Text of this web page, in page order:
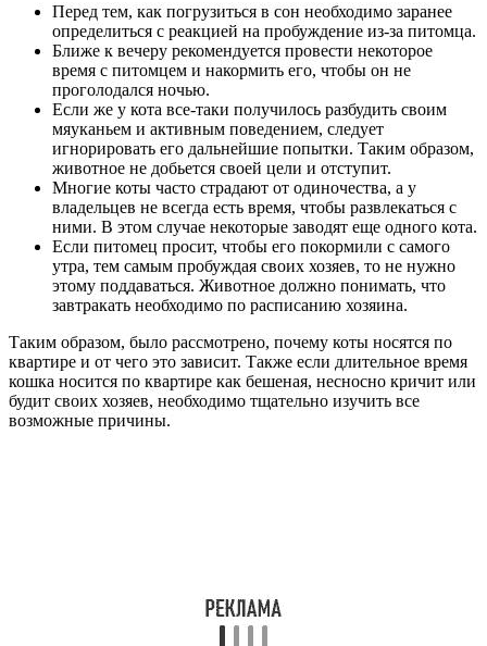
Перед тем, как погрузиться в сон необходимо заранее
определиться с реакцией на пробуждение из-за питомца.
Ближе к вечеру рекомендуется провести некоторое
время с питомцем и накормить его, чтобы он не
проголодался ночью.
Если же у кота все-таки получилось разбудить своим
мяуканьем и активным поведением, следует
игнорировать его дальнейшие попытки. Таким образом,
животное не добьется своей цели и отступит.
Многие коты часто страдают от одиночества, а у
владельцев не всегда есть время, чтобы развлекаться с
ними. В этом случае некоторые заводят еще одного кота.
Если питомец просит, чтобы его покормили с самого
утра, тем самым пробуждая своих хозяев, то не нужно
этому поддаваться. Животное должно понимать, что
завтракать необходимо по расписанию хозяина.
Таким образом, было рассмотрено, почему коты носятся по
квартире и от чего это зависит. Также если длительное время
кошка носится по квартире как бешеная, несносно кричит или
будит своих хозяев, необходимо тщательно изучить все
возможные причины.